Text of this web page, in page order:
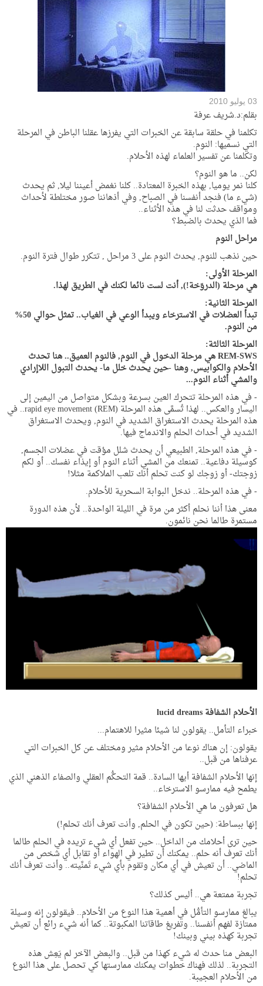
03 يوليو 2010
بقلم:د.شريف عرفة
تكلمنا في حلقة سابقة عن الخبرات التي يفرزها عقلنا الباطن في المرحلة
التي نسميها: النوم.
وتكلمنا عن تفسير العلماء لهذه الأحلام.
لكن.. ما هو النوم؟
كلنا نمر يوميا, بهذه الخبرة المعتادة.. كلنا نغمض أعيننا ليلا, ثم يحدث
(شيء ما) فنجد أنفسنا في الصباح, وفي أذهاننا صور مختلطة لأحداث
ومواقف حدثت لنا في هذه الأثناء..
فما الذي يحدث بالضبط؟
مراحل النوم
حين نذهب للنوم, يحدث النوم على 3 مراحل , تتكرر طوال فترة النوم.
المرحلة الأولى:
هي مرحلة (الدروَخة!), أنت لست نائما لكنك في الطريق لهذا.
المرحلة الثانية:
تبدأ العضلات في الاسترخاء ويبدأ الوعي في الغياب.. تمثل حوالي 50%
من النوم.
المرحلة الثالثة:
REM-SWS هي مرحلة الدخول في النوم, فالنوم العميق.. هنا تحدث
الأحلام والكوابيس, وهنا -حين يحدث خلل ما- يحدث التبول اللاإرادي
والمشي أثناء النوم...
- في هذه المرحلة تتحرك العين بسرعة وبشكل متواصل من اليمين إلى
اليسار والعكس.. لهذا تُسمَّى هذه المرحلة (rapid eye movement (REM.. في
هذه المرحلة يحدث الاستغراق الشديد في النوم, ويحدث الاستغراق
الشديد في أحداث الحلم والاندماج فيها.
- في هذه المرحلة, الطبيعي أن يحدث شلل مؤقت في عضلات الجسم,
كوسيلة دفاعية.. تمنعك من المشي أثناء النوم أو إيذاء نفسك.. أو لكم
زوجتك- أو زوجك لو كنت تحلم أنك تلعب الملاكمة مثلا!
- في هذه المرحلة.. ندخل البوابة السحرية للأحلام.
معنى هذا أننا نحلم أكثر من مرة في الليلة الواحدة.. لأن هذه الدورة
مستمرة طالما نحن نائمون.
الأحلام الشفافة lucid dreams
خبراء التأمل.. يقولون لنا شيئا مثيرا للاهتمام...
يقولون: إن هناك نوعا من الأحلام مثير ومختلف عن كل الخبرات التي
عرفناها من قبل..
إنها الأحلام الشفافة أيها السادة.. قمة التحكُّم العقلي والصفاء الذهني الذي
يطمح فيه ممارسو الاسترخاء..
هل تعرفون ما هي الأحلام الشفافة؟
إنها ببساطة: (حين تكون في الحلم, وأنت تعرف أنك تحلم!)
حين ترى أحلامك من الداخل.. حين تفعل أي شيء تريده في الحلم طالما
أنك تعرف أنه حلم.. يمكنك أن تطير في الهواء أو تقابل أي شخص من
الماضي.. أن تعيش في أي مكان وتقوم بأي شيء تَمنَّيته.. وأنت تعرف أنك
تحلم!
تجربة ممتعة هي.. أليس كذلك؟
يبالغ ممارسو التأمُّل في أهمية هذا النوع من الأحلام.. فيقولون إنه وسيلة
ممتازة لفهم أنفسنا.. وتفريغ طاقاتنا المكبوتة.. كما أنه شيء رائع أن تعيش
تجربة كهذه بيني وبينك!
البعض منا حدث له شيء كهذا من قبل.. والبعض الآخر لم يَعِش هذه
التجربة.. لذلك فهناك خطوات يمكنك ممارستها كي تحصل على هذا النوع
من الأحلام العجيبة.